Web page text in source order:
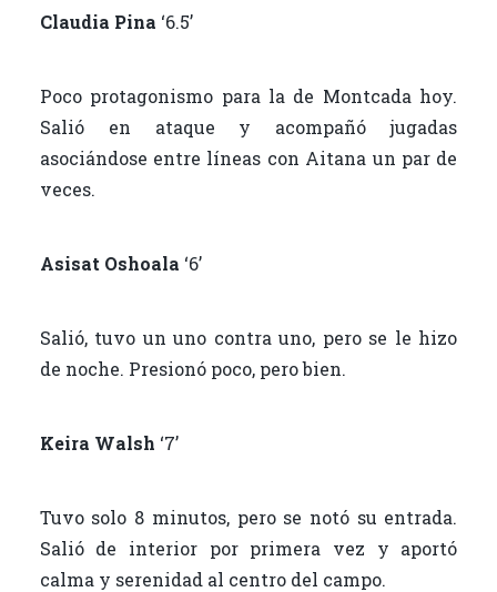
Claudia Pina ‘6.5’
Poco protagonismo para la de Montcada hoy.
Salió en ataque y acompañó jugadas
asociándose entre líneas con Aitana un par de
veces.
Asisat Oshoala ‘6’
Salió, tuvo un uno contra uno, pero se le hizo
de noche. Presionó poco, pero bien.
Keira Walsh ‘7’
Tuvo solo 8 minutos, pero se notó su entrada.
Salió de interior por primera vez y aportó
calma y serenidad al centro del campo.